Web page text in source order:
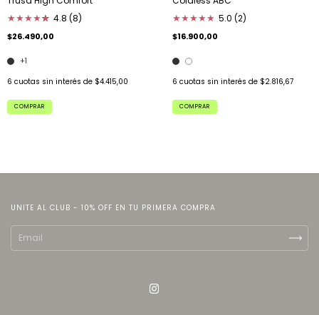
★★★★★
★ 4.8 (8)
$26.490,00
+1
6 cuotas sin interés de $4.415,00
COMPRAR
★★★★★ 5.0 (2)
$16.900,00
6 cuotas sin interés de $2.816,67
COMPRAR
UNITE AL CLUB - 10% OFF EN TU PRIMERA COMPRA